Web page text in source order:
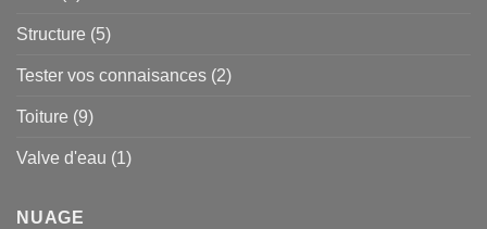
Structure (5)
Tester vos connaisances (2)
Toiture (9)
Valve d'eau (1)
NUAGE